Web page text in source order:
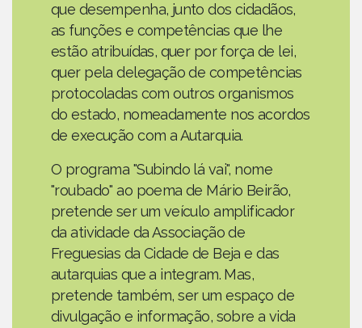
que desempenha, junto dos cidadãos,
as funções e competências que lhe
estão atribuídas, quer por força de lei,
quer pela delegação de competências
protocoladas com outros organismos
do estado, nomeadamente nos acordos
de execução com a Autarquia.
O programa "Subindo lá vai", nome
"roubado" ao poema de Mário Beirão,
pretende ser um veículo amplificador
da atividade da Associação de
Freguesias da Cidade de Beja e das
autarquias que a integram. Mas,
pretende também, ser um espaço de
divulgação e informação, sobre a vida